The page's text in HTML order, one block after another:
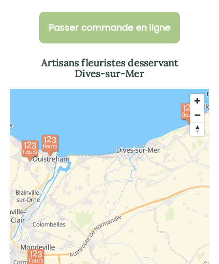
Passer commande en ligne
Artisans fleuristes desservant
Dives-sur-Mer